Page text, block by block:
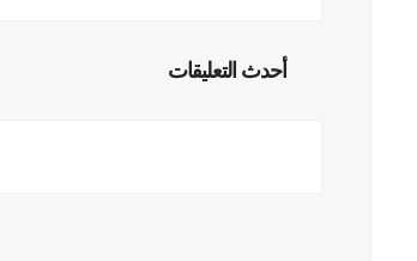
أحدث التعليقات